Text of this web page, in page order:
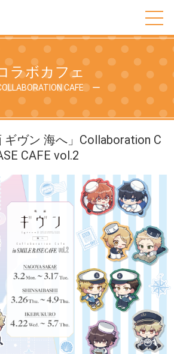
ラボカフェ
CAFE ー
ギヴン 海へ」Collaboration C
CAFE vol.2